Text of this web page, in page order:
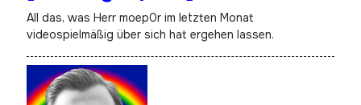
All das, was Herr moep0r im letzten Monat
videospielmäßig über sich hat ergehen lassen.